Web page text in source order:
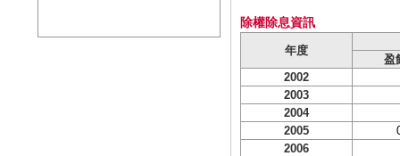
除權除息資訊
年度
盈
2002
2003
2004
2005
2006